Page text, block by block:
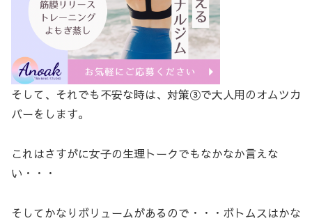
そして、それでも不安な時は、対策③で大人用のオムツカ
バーをします。
これはさすがに女子の生理トークでもなかなか言えな
い・・・
そしてかなりボリュームがあるので・・・ボトムスはかな